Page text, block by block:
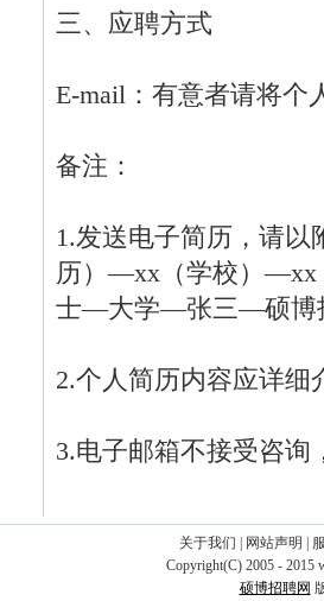
三、应聘方式
E-mail：有意者请将个
备注：
1.发送电子简历，请
历）—xx（学校）—xx
士—大学—张三—硕博
2.个人简历内容应详细
3.电子邮箱不接受咨询
关于我们 网站声明
Copyright(C) 2005 - 2015
硕博招聘网